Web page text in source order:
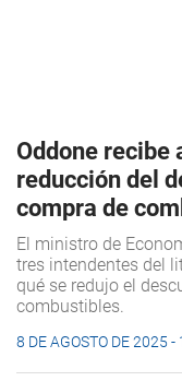
Oddone recibe
reducción del
compra de
El ministro de
tres intendentes del
qué se redujo el
combustibles.
8 DE AGOSTO DE 2025 -